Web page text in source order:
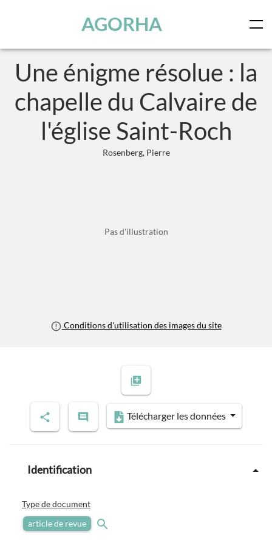
AGORHA
Une énigme résolue : la
chapelle du Calvaire de
l'église Saint-Roch
Rosenberg, Pierre
Pas d'illustration
Conditions d'utilisation des images du site
Télécharger les données
Identification
Type de document
article de revue